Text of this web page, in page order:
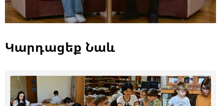
Կարդացեք Նաև